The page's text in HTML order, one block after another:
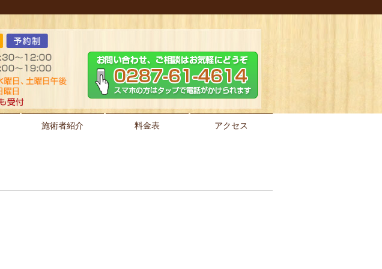
施術者紹介 料金表 アクセス